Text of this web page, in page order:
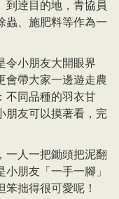
到逹目的地，青協員
蟲、施肥料等作為一
令小朋友大開眼界
會帶大家一邊遊走農
不同品種的羽衣甘
朋友可以摸著看，完
一人一把鋤頭把泥翻
朋友「一手一腳」
拙得很可愛呢！